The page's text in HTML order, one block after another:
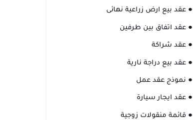
● عقد بيع ارض زراعية نهائى
● عقد اتفاق بين طرفين
● عقد شراكة
● عقد بيع دراجة نارية
● نموذج عقد عمل
● عقد ايجار سيارة
● قائمة منقولات زوجية